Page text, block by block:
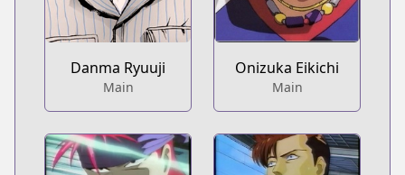
Danma Ryuuji
Main
Onizuka Eikichi
Main